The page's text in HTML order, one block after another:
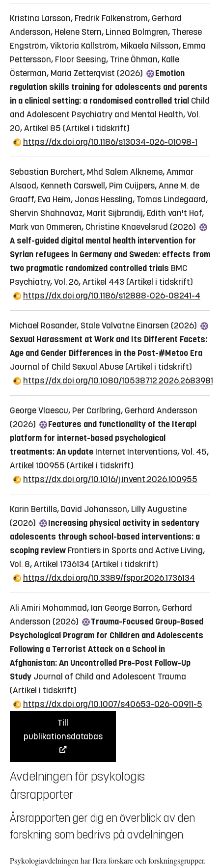
Kristina Larsson, Fredrik Falkenstrom, Gerhard
Andersson, Helene Stern, Linnea Bolmgren, Therese
Engström, Viktoria Källström, Mikaela Nilsson, Emma
Pettersson, Floor Seesing, Trine Öhman, Kalle
Österman, Maria Zetterqvist (2026)
Emotion
regulation skills training for adolescents and parents
in a clinical setting: a randomised controlled trial Child
and Adolescent Psychiatry and Mental Health, Vol.
20, Artikel 85 (Artikel i tidskrift)
https://dx.doi.org/10.1186/s13034-026-01098-1
Sebastian Burchert, Mhd Salem Alkneme, Ammar
Alsaod, Kenneth Carswell, Pim Cuijpers, Anne M. de
Graaff, Eva Heim, Jonas Hessling, Tomas Lindegaard,
Shervin Shahnavaz, Marit Sijbrandij, Edith van't Hof,
Mark van Ommeren, Christine Knaevelsrud (2026)
A self-guided digital mental health intervention for
Syrian refugees in Germany and Sweden: effects from
two pragmatic randomized controlled trials BMC
Psychiatry, Vol. 26, Artikel 443 (Artikel i tidskrift)
https://dx.doi.org/10.1186/s12888-026-08241-4
Michael Rosander, Stale Valvatne Einarsen (2026)
Sexual Harassment at Work and Its Different Facets:
Age and Gender Differences in the Post-#Metoo Era
Journal of Child Sexual Abuse (Artikel i tidskrift)
https://dx.doi.org/10.1080/10538712.2026.2683981
George Vlaescu, Per Carlbring, Gerhard Andersson
(2026)
Features and functionality of the Iterapi
platform for internet-based psychological
treatments: An update Internet Interventions, Vol. 45,
Artikel 100955 (Artikel i tidskrift)
https://dx.doi.org/10.1016/j.invent.2026.100955
Karin Bertills, David Johansson, Lilly Augustine
(2026)
Increasing physical activity in sedentary
adolescents through school-based interventions: a
scoping review Frontiers in Sports and Active Living,
Vol. 8, Artikel 1736134 (Artikel i tidskrift)
https://dx.doi.org/10.3389/fspor.2026.1736134
Ali Amiri Mohammad, Ian George Barron, Gerhard
Andersson (2026)
Trauma-Focused Group-Based
Psychological Program for Children and Adolescents
Following a Terrorist Attack on a School in
Afghanistan: An Uncontrolled Pre-Post Follow-Up
Study Journal of Child and Adolescent Trauma
(Artikel i tidskrift)
https://dx.doi.org/10.1007/s40653-026-00911-5
Till
publikationsdatabas
Avdelningen för psykologis
årsrapporter
Årsrapporten ger dig en överblick av den
forskning som bedrivs på avdelningen.
Psykologiavdelningen har flera forskare och forskningsgrupper.